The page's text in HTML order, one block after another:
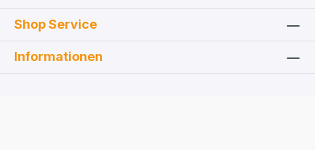
Shop Service
Informationen